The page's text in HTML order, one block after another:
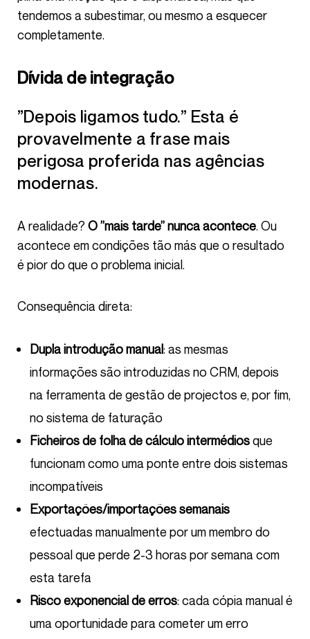
tendemos a subestimar, ou mesmo a esquecer
completamente.
Dívida de integração
”Depois ligamos tudo.” Esta é
provavelmente a frase mais
perigosa proferida nas agências
modernas.
A realidade?O ”mais tarde” nunca acontece . Ou
acontece em condições tão más que o resultado
é pior do que o problema inicial.
Consequência direta:
Dupla introdução manual: as mesmas
informações são introduzidas no CRM, depois
na ferramenta de gestão de projectos e, por fim,
no sistema de faturação
Ficheiros de folha de cálculo intermédios que
funcionam como uma ponte entre dois sistemas
incompatíveis
Exportações/importações semanais
efectuadas manualmente por um membro do
pessoal que perde 2-3 horas por semana com
esta tarefa
Risco exponencial de erros: cada cópia manual é
uma oportunidade para cometer um erro